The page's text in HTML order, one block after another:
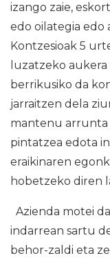
izango zaie,
edo oilategia edo
Kontzesioak 5
luzatzeko
berrikusiko da
jarraitzen dela
mantenu arrunta
pintatzea edota
eraikinaren
hobetzeko diren
Azienda motei
indarrean sartu
behor-zaldi eta